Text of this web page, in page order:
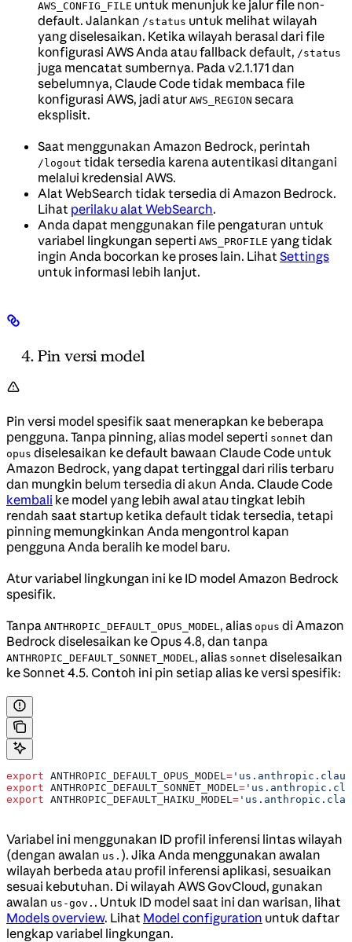
AWS_CONFIG_FILE untuk menunjuk ke jalur file non-
default. Jalankan /status untuk melihat wilayah
yang diselesaikan. Ketika wilayah berasal dari file
konfigurasi AWS Anda atau fallback default, /status
juga mencatat sumbernya. Pada v2.1.171 dan
sebelumnya, Claude Code tidak membaca file
konfigurasi AWS, jadi atur AWS_REGION secara
eksplisit.
Saat menggunakan Amazon Bedrock, perintah
/logout tidak tersedia karena autentikasi ditangani
melalui kredensial AWS.
Alat WebSearch tidak tersedia di Amazon Bedrock.
Lihat perilaku alat WebSearch.
Anda dapat menggunakan file pengaturan untuk
variabel lingkungan seperti AWS_PROFILE yang tidak
ingin Anda bocorkan ke proses lain. Lihat Settings
untuk informasi lebih lanjut.
Pin versi model
Pin versi model spesifik saat menerapkan ke beberapa
pengguna. Tanpa pinning, alias model seperti sonnet dan
opus diselesaikan ke default bawaan Claude Code untuk
Amazon Bedrock, yang dapat tertinggal dari rilis terbaru
dan mungkin belum tersedia di akun Anda. Claude Code
kembali ke model yang lebih awal atau tingkat lebih
rendah saat startup ketika default tidak tersedia, tetapi
pinning memungkinkan Anda mengontrol kapan
pengguna Anda beralih ke model baru.
Atur variabel lingkungan ini ke ID model Amazon Bedrock
spesifik.
Tanpa ANTHROPIC_DEFAULT_OPUS_MODEL , alias opus di Amazon
Bedrock diselesaikan ke Opus 4.8, dan tanpa
ANTHROPIC_DEFAULT_SONNET_MODEL , alias sonnet diselesaikan
ke Sonnet 4.5. Contoh ini pin setiap alias ke versi spesifik:
export ANTHROPIC_DEFAULT_OPUS_MODEL =
export ANTHROPIC_DEFAULT_SONNET_MODEL =
export ANTHROPIC_DEFAULT_HAIKU_MODEL =
Variabel ini menggunakan ID profil inferensi lintas wilayah
(dengan awalan us. ). Jika Anda menggunakan awalan
wilayah berbeda atau profil inferensi aplikasi, sesuaikan
sesuai kebutuhan. Di wilayah AWS GovCloud, gunakan
awalan us-gov. . Untuk ID model saat ini dan warisan, lihat
Models overview. Lihat Model configuration untuk daftar
lengkap variabel lingkungan.